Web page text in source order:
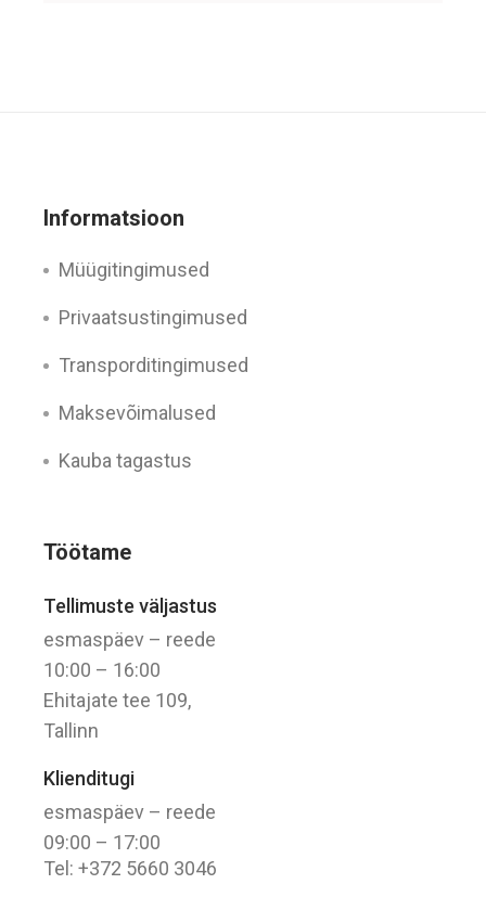
Töötame
Tellimuste väljastus
esmaspäev – reede
10:00 – 16:00
Ehitajate tee 109,
Tallinn
Klienditugi
esmaspäev – reede
09:00 – 17:00
Tel: +372 5660 3046
Informatsioon
Müügitingimused
Privaatsustingimused
Transporditingimused
Maksevõimalused
Kauba tagastus